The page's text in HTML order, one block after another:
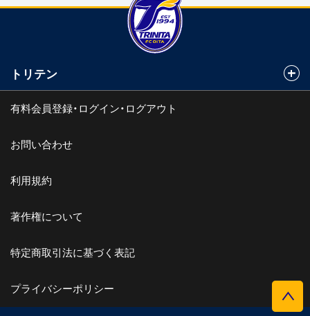
トリテン
有料会員登録・ログイン・ログアウト
お問い合わせ
利用規約
著作権について
特定商取引法に基づく表記
プライバシーポリシー